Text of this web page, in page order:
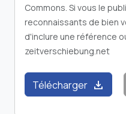
Commons. Si vous le
reconnaissants de bien
d'inclure une référence
zeitverschiebung.net
Télécharger download